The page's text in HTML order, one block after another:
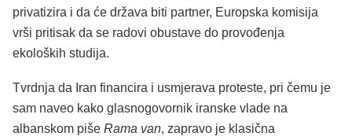
privatizira i da će država biti partner, Europska komisija
vrši pritisak da se radovi obustave do provođenja
ekoloških studija.
Tvrdnja da Iran financira i usmjerava proteste, pri čemu je
sam naveo kako glasnogovornik iranske vlade na
albanskom piše Rama van, zapravo je klasična